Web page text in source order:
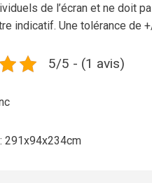
de l’écran et ne doit
indicatif. Une tolérance de
5/5 - (1 avis)
291x94x234cm